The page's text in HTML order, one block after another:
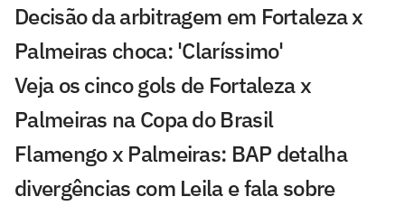
Decisão da arbitragem em Fortaleza x
Palmeiras choca: 'Claríssimo'
Veja os cinco gols de Fortaleza x
Palmeiras na Copa do Brasil
Flamengo x Palmeiras: BAP detalha
divergências com Leila e fala sobre